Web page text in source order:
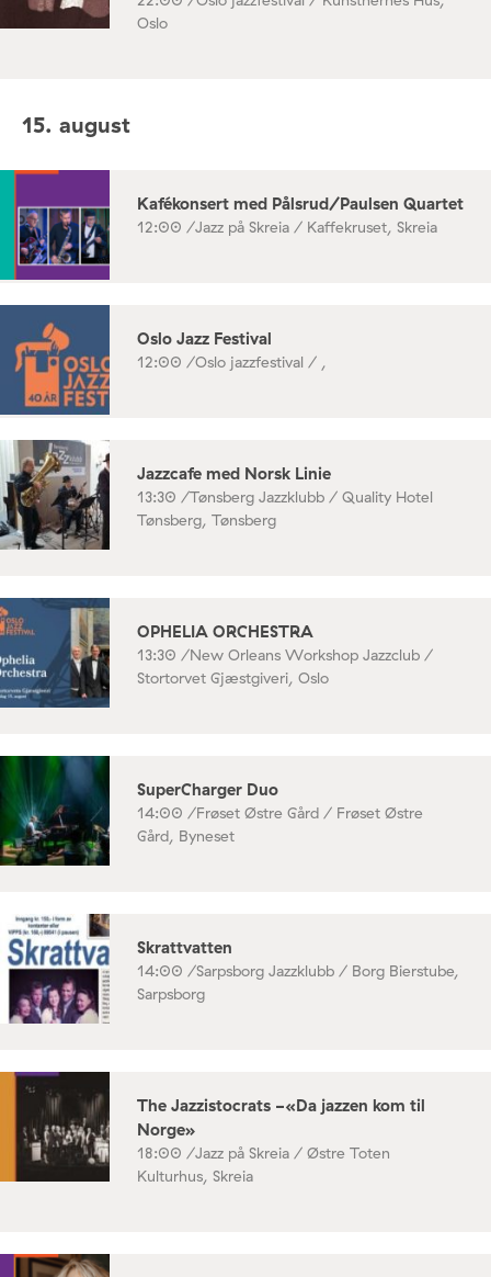
Oslo
15. august
Kafékonsert med Pålsrud/Paulsen Quartet
12:00 /Jazz på Skreia / Kaffekruset, Skreia
Oslo Jazz Festival
12:00 /Oslo jazzfestival / ,
Jazzcafe med Norsk Linie
13:30 /Tønsberg Jazzklubb / Quality Hotel
Tønsberg, Tønsberg
OPHELIA ORCHESTRA
13:30 /New Orleans Workshop Jazzclub /
Stortorvet Gjæstgiveri, Oslo
SuperCharger Duo
14:00 /Frøset Østre Gård / Frøset Østre
Gård, Byneset
Skrattvatten
14:00 /Sarpsborg Jazzklubb / Borg Bierstube,
Sarpsborg
The Jazzistocrats -«Da jazzen kom til
Norge»
18:00 /Jazz på Skreia / Østre Toten
Kulturhus, Skreia